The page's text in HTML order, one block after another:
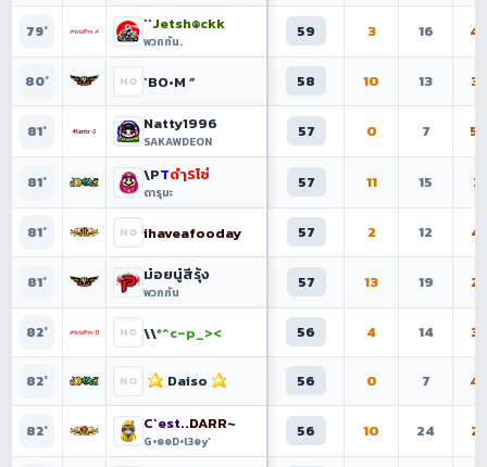
79° ``Jetsh๏ckk
พวกกัน.
59 3 16
80° `BO•M ” 58 10 13 35
81° Natty1996
SAKAWDEON
57 0 7
81° \PTดํๅSโซ๎
ดารุมะ
57 11 15 31
81° ihaveafooday 57 2 12
81° ม๋อยนู๋สีรุ้ง
พวกกัน
57 13 19 25
82° \\*^c–p_>< 56 4 14
82° Daiso 56 0 7
82° C`est..DARR~
G•๏๏D•l3๏y`
56 10 24 22